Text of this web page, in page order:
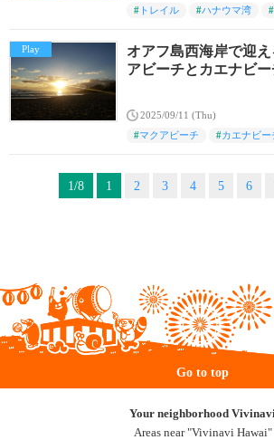
# トレイル #ハナウマ湾 #
Play
オアフ島西海岸で迎
アビーチとカエナビ
2025/09/11 (Thu)
#マクアビーチ #カエナビー
1/8 1 2 3 4 5 6
Go to top
Your neighborhood
Areas near "Vivinavi Hawai"